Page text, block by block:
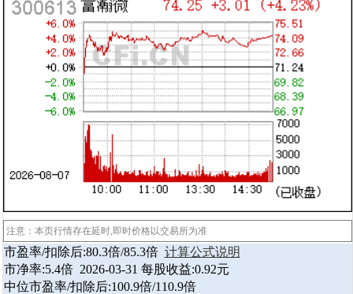
注意：本页行情存在延时,即时价格以交易所为准
市盈率/扣除后:80.3倍/85.3倍 计算公式说明
市净率:5.4倍 2026-03-31 每股收益:0.92元
中位市盈率/扣除后:100.9倍/110.9倍